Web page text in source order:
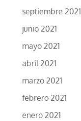
septiembre 2021
junio 2021
mayo 2021
abril 2021
marzo 2021
febrero 2021
enero 2021